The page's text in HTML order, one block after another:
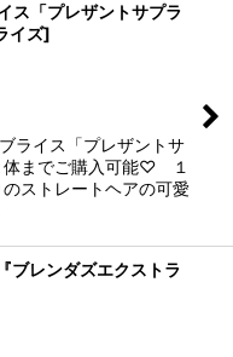
ス「プレザントサプラ
イズ]
ライス「プレザントサ
体までご購入可能♡ １
ストレートヘアの可愛
ブレンダズエクストラ